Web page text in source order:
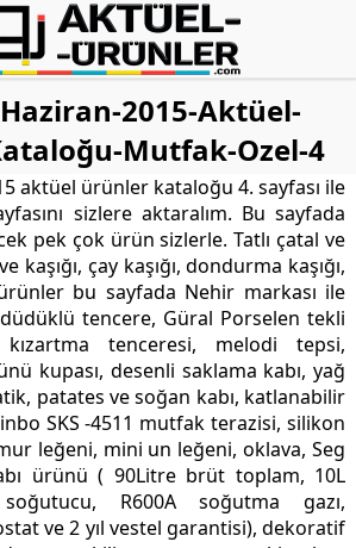
2015-Aktüel-
Mutfak-Ozel-4
aktüel ürünler kataloğu 4. sayfası ile
sizlere aktaralım. Bu sayfada
pek çok ürün sizlerle. Tatlı çatal ve
kaşığı, çay kaşığı, dondurma kaşığı,
bu sayfada Nehir markası ile
tencere, Güral Porselen tekli
tenceresi, melodi tepsi,
kupası, desenli saklama kabı, yağ
patates ve soğan kabı, katlanabilir
SKS -4511 mutfak terazisi, silikon
leğeni, mini un leğeni, oklava, Seg
ürünü ( 90Litre brüt toplam, 10L
R600A soğutma gazı,
ve 2 yıl vestel garantisi), dekoratif